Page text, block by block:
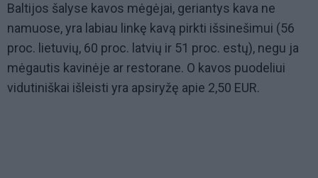
Baltijos šalyse kavos mėgėjai, geriantys kava ne
namuose, yra labiau linkę kavą pirkti išsinešimui (56
proc. lietuvių, 60 proc. latvių ir 51 proc. estų), negu ja
mėgautis kavinėje ar restorane. O kavos puodeliui
vidutiniškai išleisti yra apsiryžę apie 2,50 EUR.